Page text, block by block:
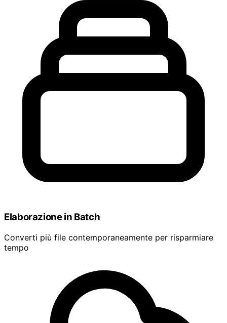
Elaborazione in Batch
Converti più file contemporaneamente per risparmiare
tempo